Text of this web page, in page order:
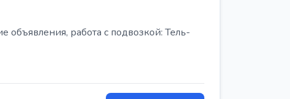
объявления, работа с подвозкой: Тель-